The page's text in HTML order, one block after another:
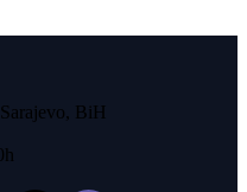
BiH